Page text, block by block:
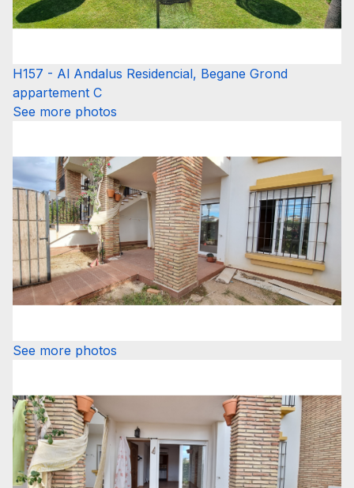
H157 - Al Andalus Residencial, Begane Grond
appartement C
See more photos
See more photos